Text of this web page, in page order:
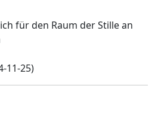
für den Raum der Stille an
11-25)